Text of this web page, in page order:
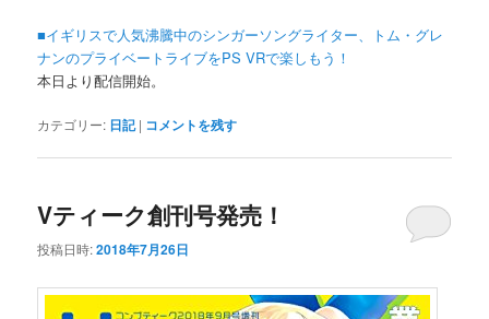
■イギリスで人気沸騰中のシンガーソングライター、トム・グレ
ナンのプライベートライブをPS VRで楽しもう！
本日より配信開始。
カテゴリー: 日記 | コメントを残す
Vティーク創刊号発売！
投稿日時:2018年7月26日